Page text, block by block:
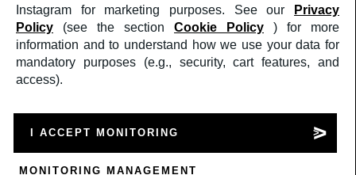
Crediti
©2025GIOIELLERIA M.R. DI ROSATI
MASSIMILIANOPI: 02409590599
a medula web release
Supporto
Mandaci un WhatsApp
Mandaci un e-mail
Accedi
Instagram for marketing purposes. See our
Privacy
Policy
(see the section Cookie Policy
) for more
information and to understand how we use your data for
mandatory purposes (e.g., security, cart features, and
access).
I ACCEPT MONITORING
MONITORING MANAGEMENT
💬